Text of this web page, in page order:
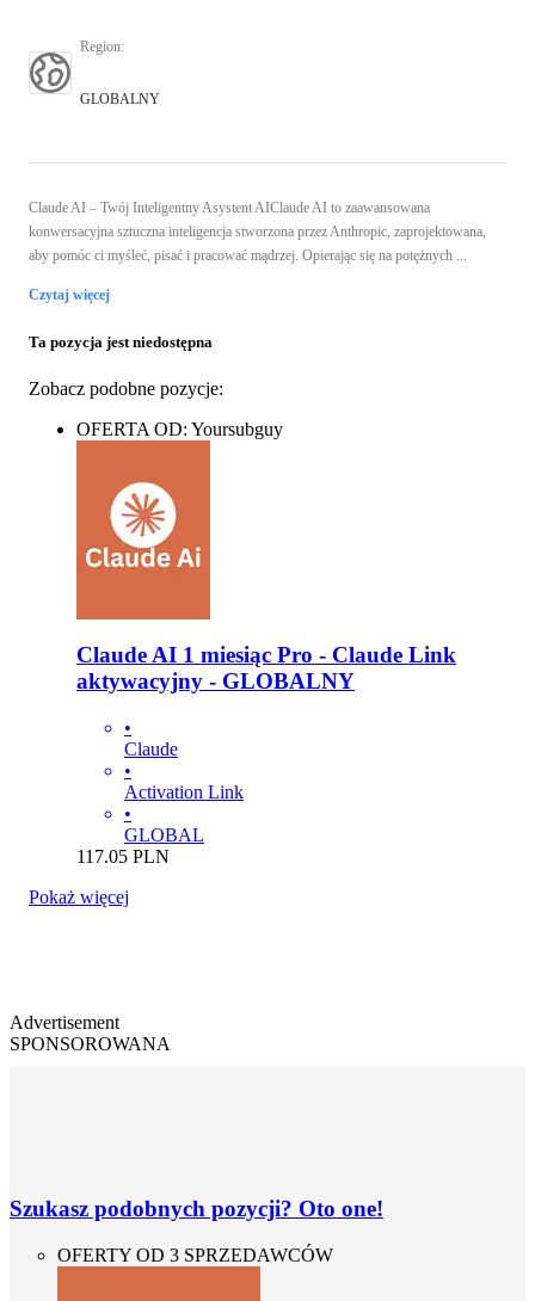
Region:
GLOBALNY
Claude AI – Twój Inteligentny Asystent AIClaude AI to zaawansowana
konwersacyjna sztuczna inteligencja stworzona przez Anthropic, zaprojektowana,
aby pomóc ci myśleć, pisać i pracować mądrzej. Opierając się na potężnych ...
Czytaj więcej
Ta pozycja jest niedostępna
Zobacz podobne pozycje:
OFERTA OD: Yoursubguy
Claude AI 1 miesiąc Pro - Claude Link
aktywacyjny - GLOBALNY
•
Claude
•
Activation Link
•
GLOBAL
117.05 PLN
Pokaż więcej
Advertisement
SPONSOROWANA
Szukasz podobnych pozycji? Oto one!
OFERTY OD 3 SPRZEDAWCÓW